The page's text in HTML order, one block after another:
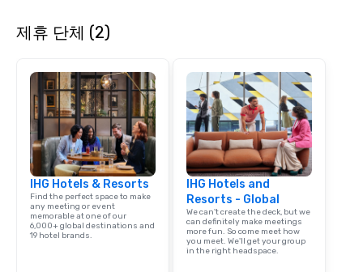
Captivate, Connect,
Audience *** Fun Corporate Magic isn’t
just about tricks—it’s
memorable
laughter and
magicians are
every guest, from the
hire, and to your
walk-around magic
hours or intimate
sleight-of-hand with
제휴 단체 (2)
IHG Hotels & Resorts
Find the perfect space to make
any meeting or event
memorable at one of our
6,000+ global destinations and
19 hotel brands.
IHG Hotels and
Resorts - Global
We can't create the deck, but we
can definitely make meetings
more fun. So come meet how
you meet. We'll get your group
in the right headspace.